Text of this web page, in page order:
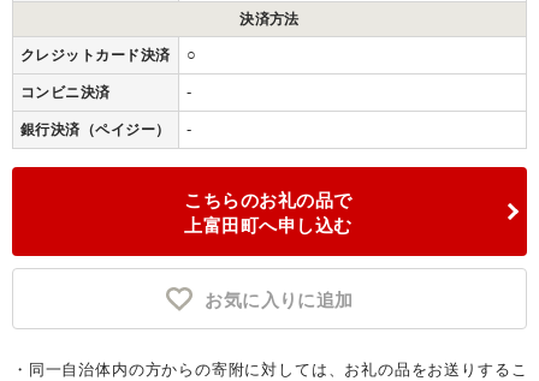
決済方法
クレジットカード決済 ○
コンビニ決済 -
銀行決済（ペイジー） -
こちらのお礼の品で
上富田町へ申し込む
お気に入りに追加
・同一自治体内の方からの寄附に対しては、お礼の品をお送りするこ